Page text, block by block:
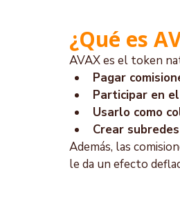
¿Qué es
AVAX es el token
Pagar
Participar en
Usarlo como
Crear
Además, las
le da un efecto